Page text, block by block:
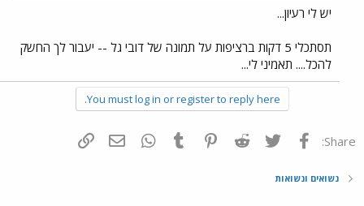
יש לי רעיון...
תסתכלי 5 דקות ברציפות על תמונה של דובי גל -- יעבור לך החשק
להכל.... תאמיני לי...
You must log in or register to reply here.
Share: פייסבוק Twitter
Reddit
Pinterest
Tumblr
WhatsAppדואר אלקטרוני
נשואים ונשואות